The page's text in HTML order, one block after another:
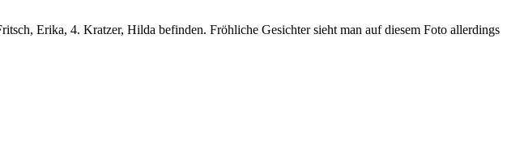
Erika, 4. Kratzer, Hilda befinden. Fröhliche Gesichter sieht man auf diesem Foto allerdings